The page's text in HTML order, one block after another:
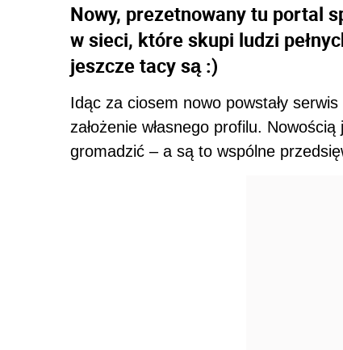
Nowy, prezetnowany tu portal
w sieci, które skupi ludzi
jeszcze tacy są :)
Idąc za ciosem nowo powstały serwis
założenie własnego profilu.
gromadzić – a są to wspólne